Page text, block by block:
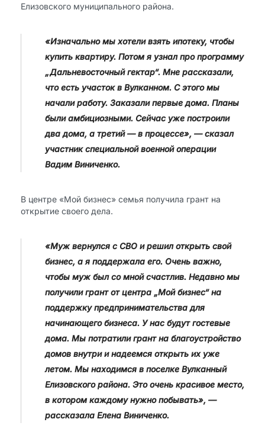
Елизовского муниципального района.
«Изначально мы хотели взять ипотеку, чтобы
купить квартиру. Потом я узнал про программу
„Дальневосточный гектар“. Мне рассказали,
что есть участок в Вулканном. С этого мы
начали работу. Заказали первые дома. Планы
были амбициозными. Сейчас уже построили
два дома, а третий — в процессе», — сказал
участник специальной военной операции
Вадим Виниченко.
В центре «Мой бизнес» семья получила грант на
открытие своего дела.
«Муж вернулся с СВО и решил открыть свой
бизнес, а я поддержала его. Очень важно,
чтобы муж был со мной счастлив. Недавно мы
получили грант от центра „Мой бизнес“ на
поддержку предпринимательства для
начинающего бизнеса. У нас будут гостевые
дома. Мы потратили грант на благоустройство
домов внутри и надеемся открыть их уже
летом. Мы находимся в поселке Вулканный
Елизовского района. Это очень красивое место,
в котором каждому нужно побывать», —
рассказала Елена Виниченко.